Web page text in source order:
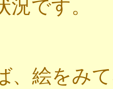
です。
、絵をみ